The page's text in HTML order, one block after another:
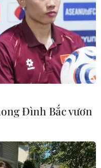
#Chung kết U23 châu Á
Đình Bắc vươn